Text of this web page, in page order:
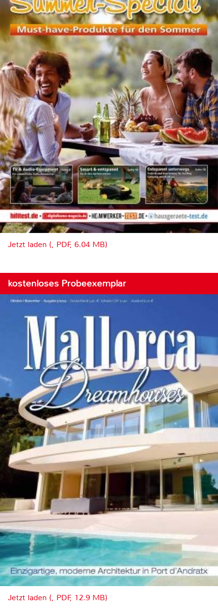
Jetzt laden (, PDF, 6.04 MB)
kostenloses Probeexemplar
Jetzt laden (, PDF, 12.9 MB)